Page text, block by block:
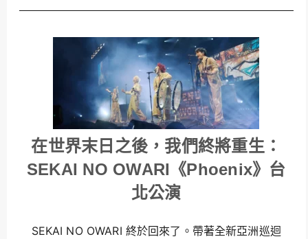
在世界末日之後，我們終將重生：
SEKAI NO OWARI《Phoenix》台
北公演
SEKAI NO OWARI 終於回來了。帶著全新亞洲巡迴